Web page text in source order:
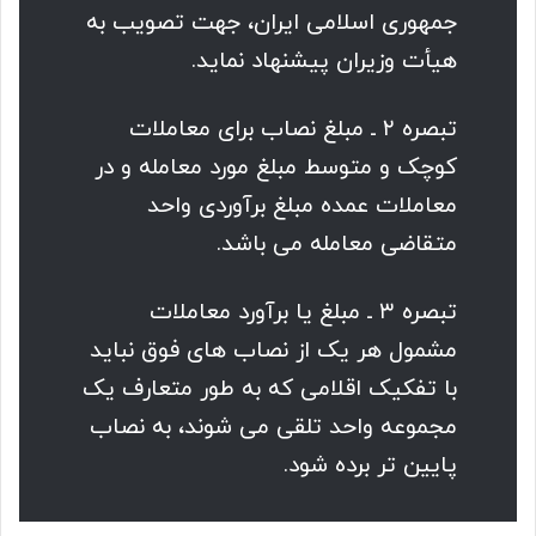
جمهوری اسلامی ایران‌، جهت‌ تصویب‌ به‌
هیأت‌ وزیران‌ پیشنهاد نماید.
تبصره ۲ ـ مبلغ‌ نصاب‌ برای معاملات‌
کوچک‌ و متوسط‌ مبلغ‌ مورد معامله‌ و در
معاملات‌ عمده‌ مبلغ‌ برآوردی واحد
متقاضی معامله‌ می باشد.
تبصره ۳ ـ مبلغ‌ یا برآورد معاملات‌
مشمول‌ هر یک‌ از نصاب‌ های فوق‌ نباید
با تفکیک‌ اقلامی که‌ به‌ طور متعارف‌ یک‌
مجموعه‌ واحد تلقی می شوند، به‌ نصاب‌
پایین‌ تر برده‌ شود.